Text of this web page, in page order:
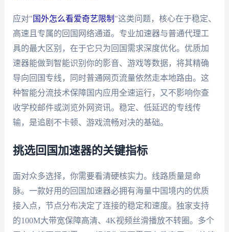
应对" 国外怎么看爱奇艺限制 "这类问题，核心在于稳定、
高速且专属的回国网络通道。专业加速器与普通代理工
具的最大区别，在于它只为回国需求深度优化。优质加
速器能做到智能识别你的影音、游戏等数据，将其精确
导向回国专线，同时普通网页流量依然走本地路由。这
种智能分流技术保障国内应用全速运行，又不影响你查
收学校邮件或浏览外网资讯。稳定、低延迟的专线传
输，是追剧不卡顿、游戏流畅对决的基础。
挑选回国加速器的关键指标
面对众多选择，你需要看清硬核实力。线路质量是命
脉。一款好用的回国加速器必拥有海量中国境内的优质
接入点，节点分布决定了连接的稳定和速度。独家支持
的100M大带宽保障高清、4K视频丝滑播放不转圈。多个